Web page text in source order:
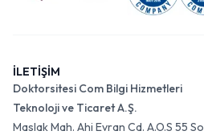
İLETİŞİM
Doktorsitesi Com Bilgi Hizmetleri
Teknoloji ve Ticaret A.Ş.
Maslak Mah. Ahi Evran Cd. A.O.S 55